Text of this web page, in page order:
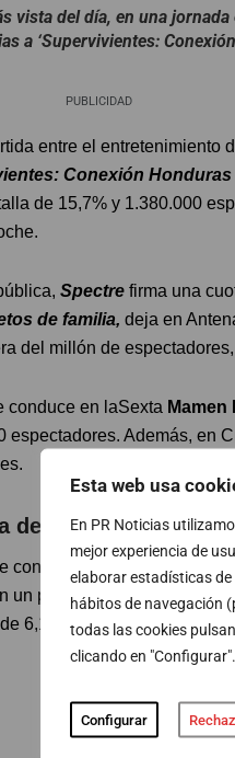
Esta web usa
En PR Noticias
mejor experiencia de
elaborar estadísticas
hábitos de navegación
todas las cookies
clicando en "Configurar".
Configurar
vista del día, en una
a ‘Supervivientes:
PUBLICIDAD
entre el entretenimiento
Conexión Honduras
de 15,7% y 1.380.000
Spectre firma una
de familia, deja en
del millón de
conduce en laSexta Mamen
espectadores. Además, en
del día
en la televisión
promedio de 9,3% y La 1
6,1% y laSexta, con 4,9%.
PUBLICIDAD